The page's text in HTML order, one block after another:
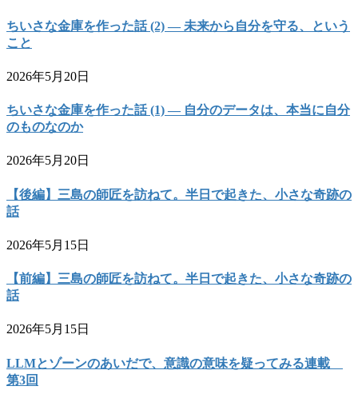
ちいさな金庫を作った話 (2) — 未来から自分を守る、という
こと
2026年5月20日
ちいさな金庫を作った話 (1) — 自分のデータは、本当に自分
のものなのか
2026年5月20日
【後編】三島の師匠を訪ねて。半日で起きた、小さな奇跡の
話
2026年5月15日
【前編】三島の師匠を訪ねて。半日で起きた、小さな奇跡の
話
2026年5月15日
LLMとゾーンのあいだで、意識の意味を疑ってみる連載
第3回